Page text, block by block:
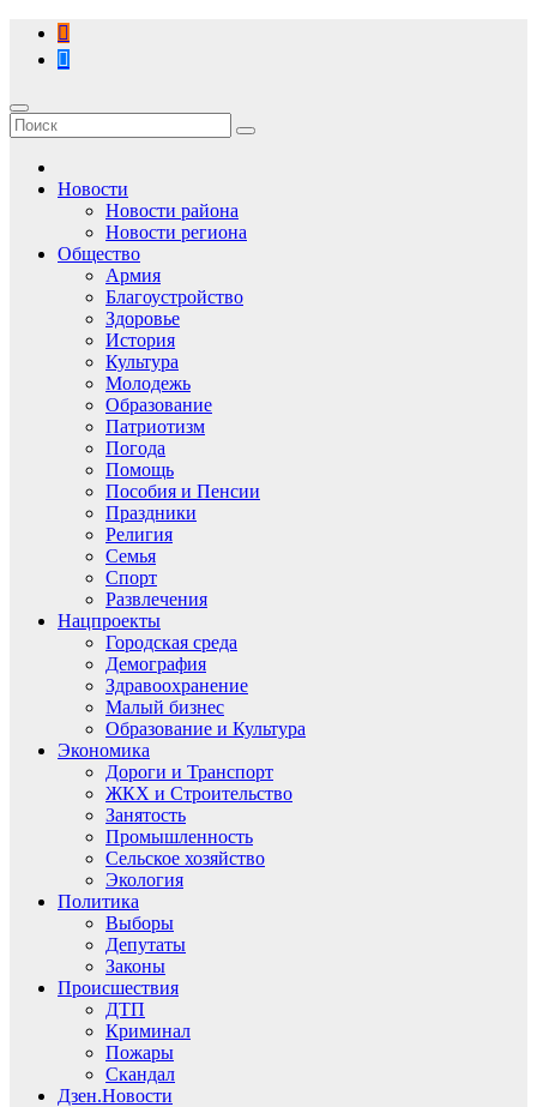
Перейти
содержимому
Новости
Новости района
Новости региона
Общество
Армия
Благоустройство
Здоровье
История
Культура
Молодежь
Образование
Патриотизм
Погода
Помощь
Пособия и Пенсии
Праздники
Религия
Семья
Спорт
Развлечения
Нацпроекты
Городская среда
Демография
Здравоохранение
Малый бизнес
Образование и Культура
Экономика
Дороги и Транспорт
ЖКХ и Строительство
Занятость
Промышленность
Сельское хозяйство
Экология
Политика
Выборы
Депутаты
Законы
Происшествия
ДТП
Криминал
Пожары
Скандал
Дзен.Новости